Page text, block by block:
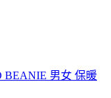
BEANIE 男女 保暖